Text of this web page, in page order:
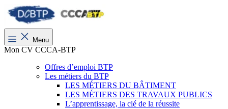
Menu
Mon CV CCCA-BTP
Offres d’emploi BTP
Les métiers du BTP
LES MÉTIERS DU BÂTIMENT
LES MÉTIERS DES TRAVAUX PUBLICS
L’apprentissage, la clé de la réussite